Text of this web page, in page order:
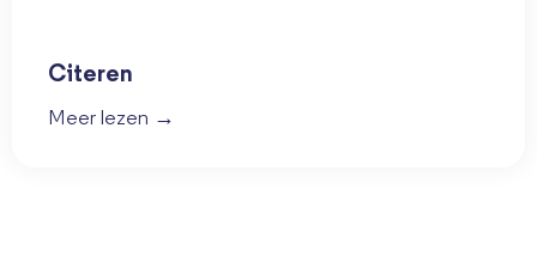
Citeren
Meer lezen →